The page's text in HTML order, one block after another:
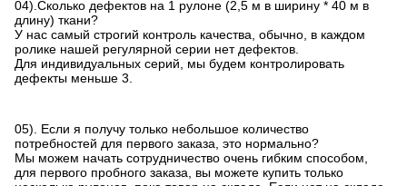
04).Сколько дефектов на 1 рулоне (2,5 м в ширину * 40 м в
длину) ткани?
У нас самый строгий контроль качества, обычно, в каждом
ролике нашей регулярной серии нет дефектов.
Для индивидуальных серий, мы будем контролировать
дефекты меньше 3.
05). Если я получу только небольшое количество
потребностей для первого заказа, это нормально?
Мы можем начать сотрудничество очень гибким способом,
для первого пробного заказа, вы можете купить только